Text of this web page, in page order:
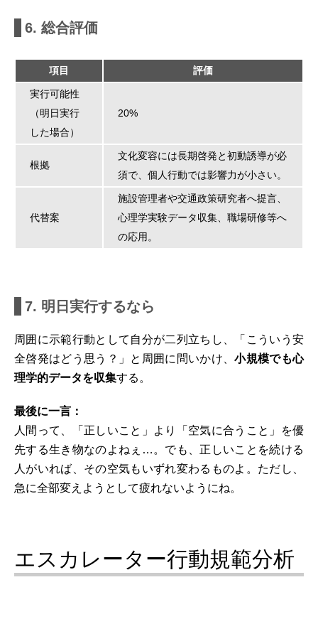
6. 総合評価
項目 評価
実行可能性
（明日実行
した場合）
20%
根拠
文化変容には長期啓発と初動誘導が必
須で、個人行動では影響力が小さい。
代替案
施設管理者や交通政策研究者へ提言、
心理学実験データ収集、職場研修等へ
の応用。
7. 明日実行するなら
周囲に示範行動として自分が二列立ちし、「こういう安
全啓発はどう思う？」と周囲に問いかけ、小規模でも心
理学的データを収集する。
最後に一言：
人間って、「正しいこと」より「空気に合うこと」を優
先する生き物なのよねぇ…。でも、正しいことを続ける
人がいれば、その空気もいずれ変わるものよ。ただし、
急に全部変えようとして疲れないようにね。
エスカレーター行動規範分析